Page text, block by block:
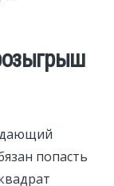
попасть